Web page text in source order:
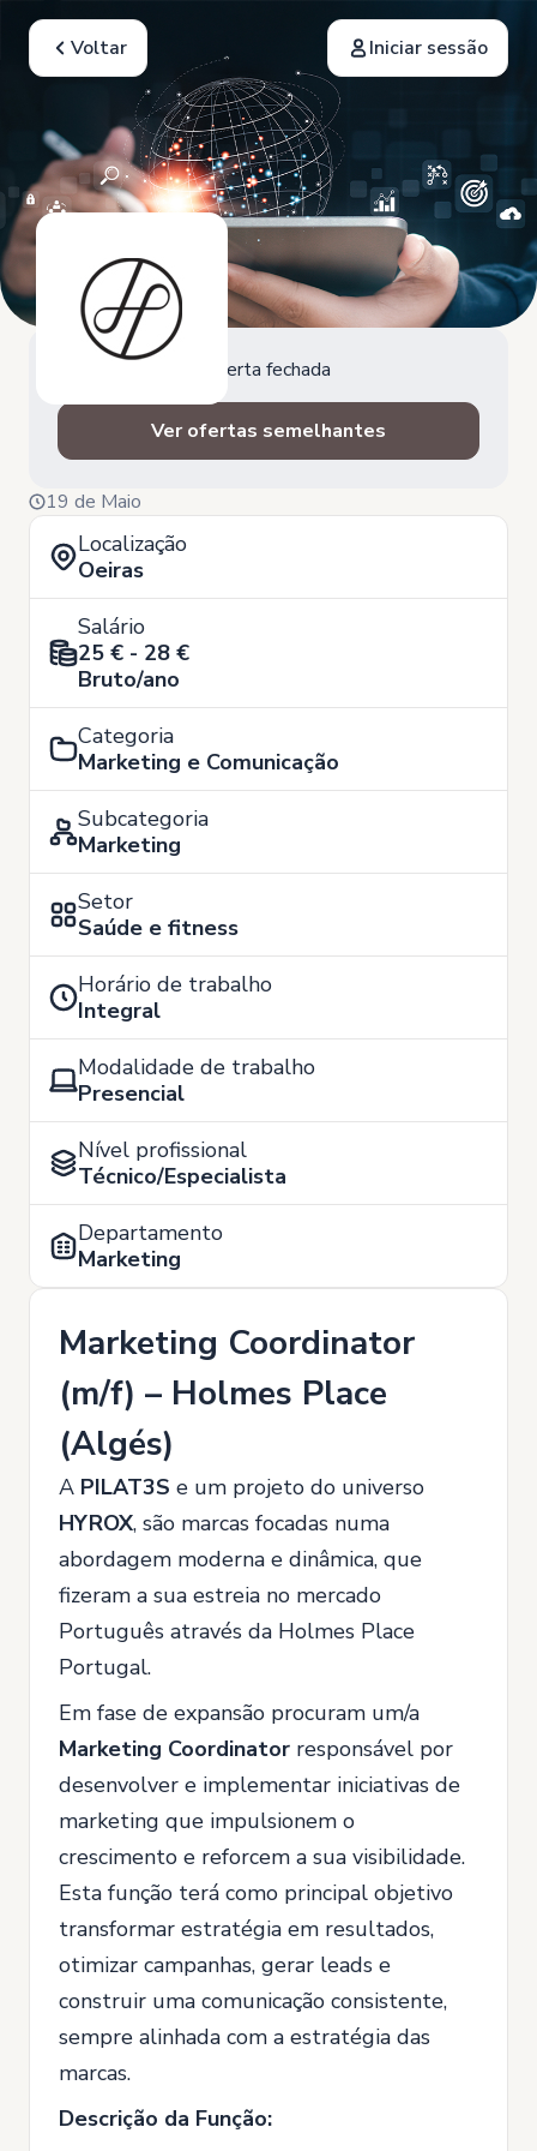
Voltar Iniciar sessão
Oferta fechada
Ver ofertas semelhantes
19 de Maio
Localização
Oeiras
Salário
25 € - 28 €
Bruto/ano
Categoria
Marketing e Comunicação
Subcategoria
Marketing
Setor
Saúde e fitness
Horário de trabalho
Integral
Modalidade de trabalho
Presencial
Nível profissional
Técnico/Especialista
Departamento
Marketing
Marketing Coordinator
(m/f) – Holmes Place
(Algés)
A PILAT3S e um projeto do universo
HYROX, são marcas focadas numa
abordagem moderna e dinâmica, que
fizeram a sua estreia no mercado
Português através da Holmes Place
Portugal.
Em fase de expansão procuram um/a
Marketing Coordinator responsável por
desenvolver e implementar iniciativas de
marketing que impulsionem o
crescimento e reforcem a sua visibilidade.
Esta função terá como principal objetivo
transformar estratégia em resultados,
otimizar campanhas, gerar leads e
construir uma comunicação consistente,
sempre alinhada com a estratégia das
marcas.
Descrição da Função: